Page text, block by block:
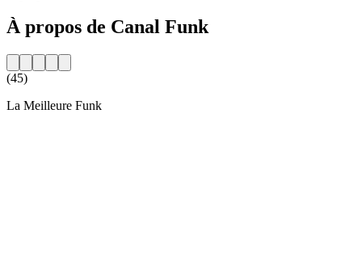
À propos de Canal Funk
(45)
La Meilleure Funk